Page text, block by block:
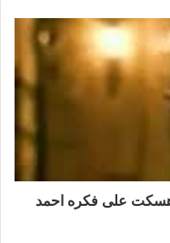
على فكره احمد